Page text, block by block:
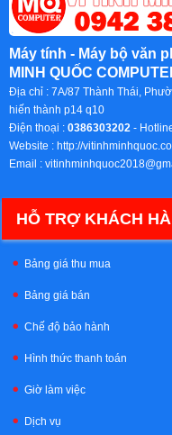
Máy tính - Máy bộ văn
MINH QUỐC
Địa chỉ : 7A/87 Thành Thái,
hiến thành p14 q10
Điện thoại : 0386303202 -
Website : http://
Email :
HỖ TRỢ KHÁCH
Bảng giá thu mua
Bảng giá bán
Chế độ bảo hành
Hình thức thanh toán
Giờ làm việc
Dịch vụ